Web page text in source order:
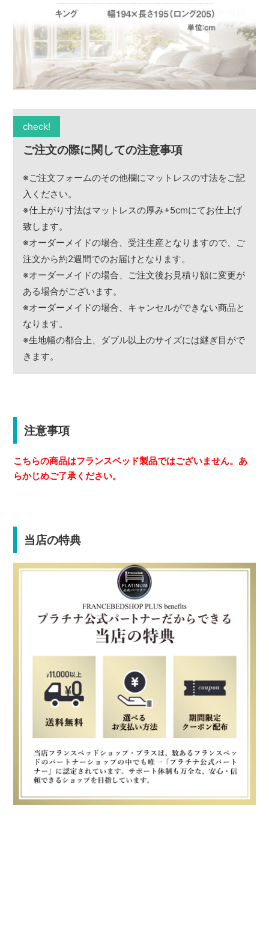
check!
ご注文の際に関しての注意事項
※ご注文フォームのその他欄にマットレスの寸法をご記
入ください。
※仕上がり寸法はマットレスの厚み+5cmにてお仕上げ
致します。
※オーダーメイドの場合、受注生産となりますので、ご
注文から約2週間でのお届けとなります。
※オーダーメイドの場合、ご注文後お見積り額に変更が
ある場合がございます。
※オーダーメイドの場合、キャンセルができない商品と
なります。
※生地幅の都合上、ダブル以上のサイズには継ぎ目がで
きます。
注意事項
こちらの商品はフランスベッド製品ではございません。あ
らかじめご了承ください。
当店の特典